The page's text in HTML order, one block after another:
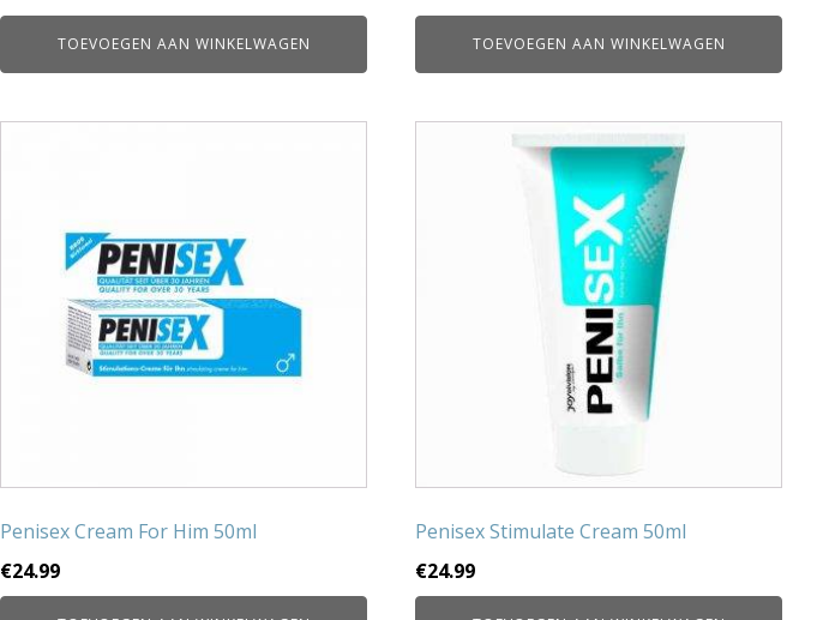
TOEVOEGEN AAN WINKELWAGEN TOEVOEGEN AAN WINKELWAGEN
Penisex Cream For Him 50ml
€24.99
Penisex Stimulate Cream 50ml
€24.99